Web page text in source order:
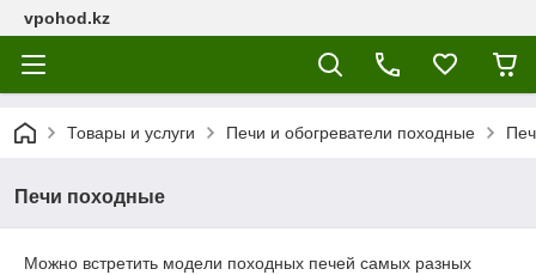
vpohod.kz
Товары и услуги Печи и обогреватели походные
Печи походные
Можно встретить модели походных печей самых разных